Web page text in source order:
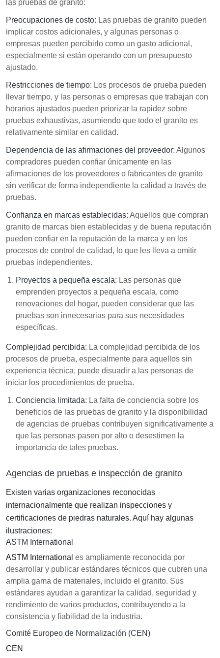
las pruebas de granito:
Preocupaciones de costo: Las pruebas de granito pueden
implicar costos adicionales, y algunas personas o
empresas pueden percibirlo como un gasto adicional,
especialmente si están operando con un presupuesto
ajustado.
Restricciones de tiempo: Los procesos de prueba pueden
llevar tiempo, y las personas o empresas que trabajan con
horarios ajustados pueden priorizar la rapidez sobre
pruebas exhaustivas, asumiendo que todo el granito es
relativamente similar en calidad.
Dependencia de las afirmaciones del proveedor: Algunos
compradores pueden confiar únicamente en las
afirmaciones de los proveedores o fabricantes de granito
sin verificar de forma independiente la calidad a través de
pruebas.
Confianza en marcas establecidas: Aquellos que compran
granito de marcas bien establecidas y de buena reputación
pueden confiar en la reputación de la marca y en los
procesos de control de calidad, lo que les lleva a omitir
pruebas independientes.
Proyectos a pequeña escala: Las personas que
emprenden proyectos a pequeña escala, como
renovaciones del hogar, pueden considerar que las
pruebas son innecesarias para sus necesidades
específicas.
Complejidad percibida: La complejidad percibida de los
procesos de prueba, especialmente para aquellos sin
experiencia técnica, puede disuadir a las personas de
iniciar los procedimientos de prueba.
Conciencia limitada: La falta de conciencia sobre los
beneficios de las pruebas de granito y la disponibilidad
de agencias de pruebas contribuyen significativamente a
que las personas pasen por alto o desestimen la
importancia de tales pruebas.
Agencias de pruebas e inspección de granito
Existen varias organizaciones reconocidas
internacionalmente que realizan inspecciones y
certificaciones de piedras naturales. Aquí hay algunas
ilustraciones:
ASTM International
ASTM International es ampliamente reconocida por
desarrollar y publicar estándares técnicos que cubren una
amplia gama de materiales, incluido el granito. Sus
estándares ayudan a garantizar la calidad, seguridad y
rendimiento de varios productos, contribuyendo a la
consistencia y fiabilidad de la industria.
Comité Europeo de Normalización (CEN)
CEN